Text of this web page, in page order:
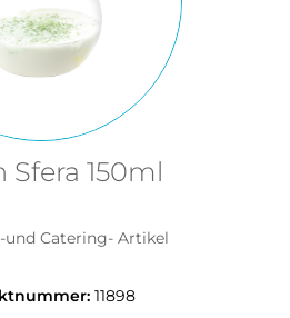
Sfera 150ml
und Catering- Artikel
11898